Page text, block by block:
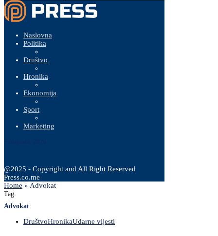
Naslovna
Politika
Društvo
Hronika
Ekonomija
Sport
Marketing
@2025 - Copyright and All Right Reserved
Press.co.me
Home » Advokat
Tag:
Advokat
DruštvoHronikaUdarne vijesti